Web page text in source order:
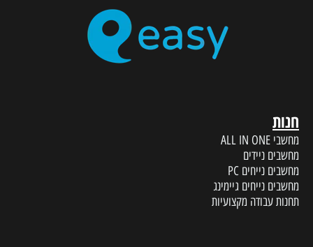
חנות
מחשבי ALL IN ONE
מחשבים ניידים
מחשבים נייחים PC
מחשבים נייחים גיימינג
תחנות עבודה מקצועיות